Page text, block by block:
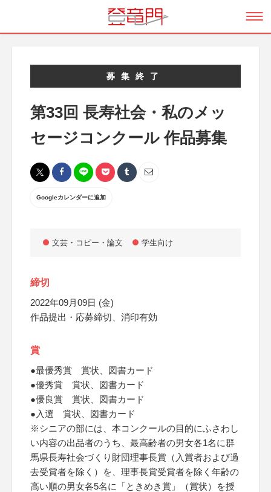
募集終了
第33回 長寿社会・私のメッ
セージコンクール 作品募集
Googleカレンダーに追加
文芸・コピー・論文 学生向け
締切
2022年09月09日 (金)
作品提出・応募締切、消印有効
賞
●最優秀賞 賞状、図書カード
●優秀賞 賞状、図書カード
●優良賞 賞状、図書カード
●入選 賞状、図書カード
※シニアの部には、本コンクールの目的にふさわし
い内容の出品者のうち、最高齢者の男女各1名に群
馬県長寿社会づくり財団理事長賞（入賞者および過
去受賞者を除く）を、理事長賞受賞者を除く年齢の
高い順の男女各5名に「ときめき賞」（賞状）を授